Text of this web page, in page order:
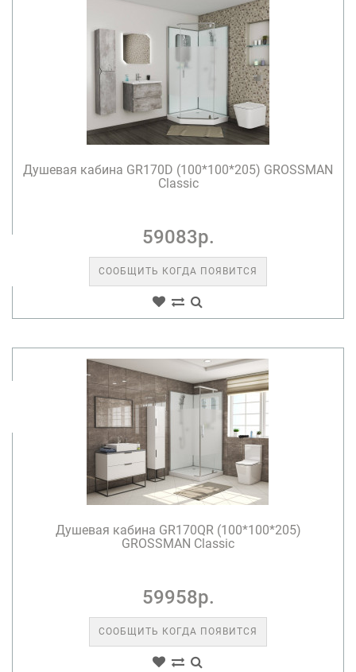
Душевая кабина GR170D (100*100*205) GROSSMAN
Classic
59083р.
СООБЩИТЬ КОГДА ПОЯВИТСЯ
Душевая кабина GR170QR (100*100*205)
GROSSMAN Classic
59958р.
СООБЩИТЬ КОГДА ПОЯВИТСЯ